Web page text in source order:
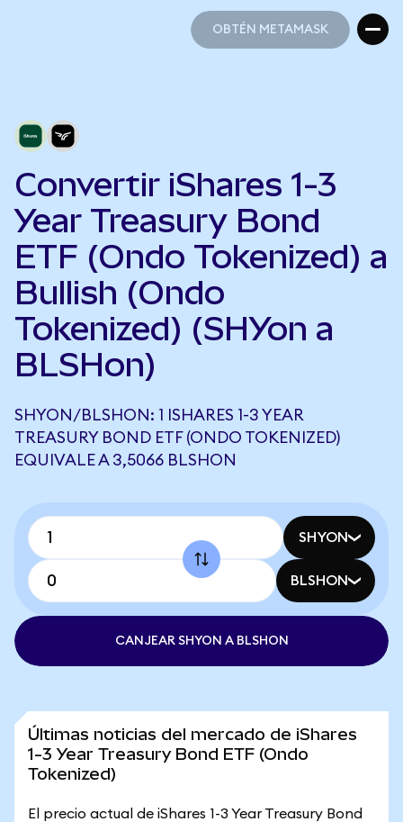
OBTÉN METAMASK
Convertir iShares 1-3
Year Treasury Bond
ETF (Ondo Tokenized) a
Bullish (Ondo
Tokenized) (SHYon a
BLSHon)
SHYON/BLSHON: 1 ISHARES 1-3 YEAR
TREASURY BOND ETF (ONDO TOKENIZED)
EQUIVALE A 3,5066 BLSHON
SHYON
BLSHON
CANJEAR SHYON A BLSHON
Últimas noticias del mercado de iShares
1-3 Year Treasury Bond ETF (Ondo
Tokenized)
El precio actual de iShares 1-3 Year Treasury Bond